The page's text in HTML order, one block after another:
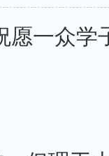
愿一众学